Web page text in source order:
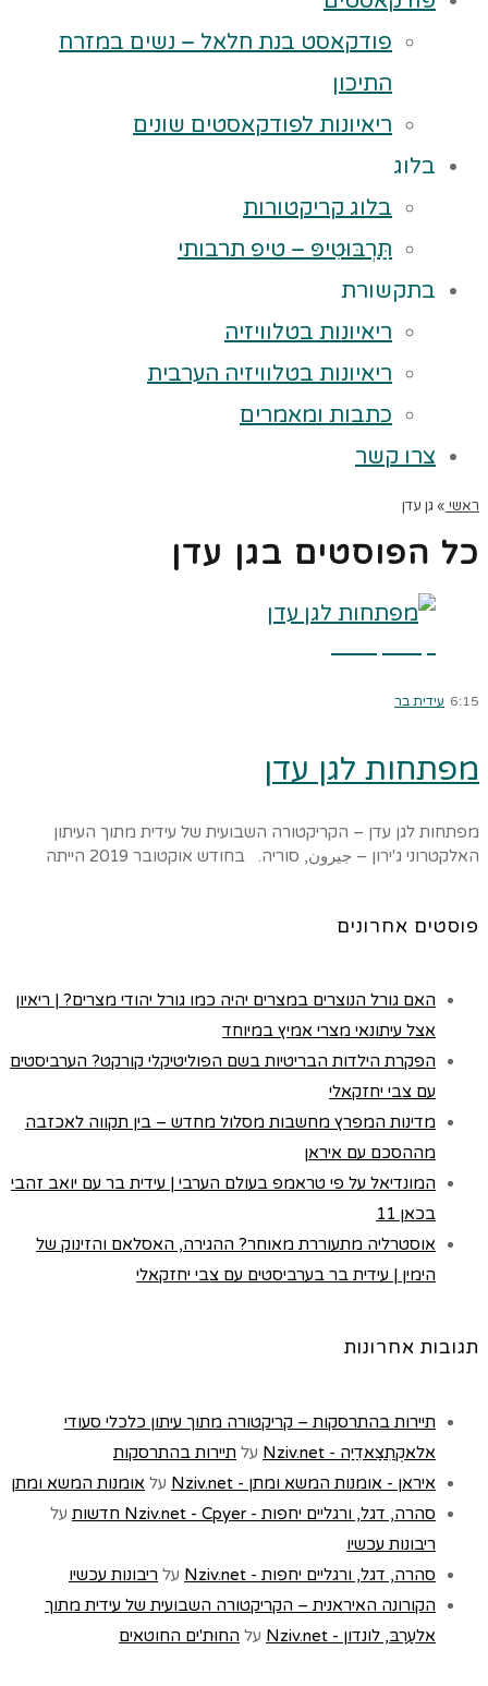
פודקאסט בנת חלאל – נשים במזרח
התיכון
ריאיונות לפודקאסטים שונים
בלוג
בלוג קריקטורות
תַּרְבּוּטִיפּ – טיפ תרבותי
בתקשורת
ריאיונות בטלוויזיה
ריאיונות בטלוויזיה הערבית
כתבות ומאמרים
צרו קשר
ראשי » גן עדן
כל הפוסטים בגן עדן
6:15 עידית בר
מפתחות לגן עדן
מפתחות לגן עדן – הקריקטורה השבועית של עידית מתוך העיתון
האלקטרוני ג'ירון – جيرون, סוריה. בחודש אוקטובר 2019 הייתה
פוסטים אחרונים
האם גורל הנוצרים במצרים יהיה כמו גורל יהודי מצרים? | ריאיון
אצל עיתונאי מצרי אמיץ במיוחד
הפקרת הילדות הבריטיות בשם הפוליטיקלי קורקט? הערביסטים
עם צבי יחזקאלי
מדינות המפרץ מחשבות מסלול מחדש – בין תקווה לאכזבה
מההסכם עם איראן
המונדיאל על פי טראמפ בעולם הערבי | עידית בר עם יואב זהבי
בכאן 11
אוסטרליה מתעוררת מאוחר? ההגירה, האסלאם והזינוק של
הימין | עידית בר בערביסטים עם צבי יחזקאלי
תגובות אחרונות
תיירות בהתרסקות – קריקטורה מתוך עיתון כלכלי סעודי
אלאקְתִצַאדִיַה - Nziv.net
על תיירות בהתרסקות
איראן - אומנות המשא ומתן - Nziv.net
על אומנות המשא ומתן
סהרה, דגל, ורגליים יחפות - Nziv.net - Cpyer חדשות
על
ריבונות עכשיו
סהרה, דגל, ורגליים יחפות - Nziv.net
על ריבונות עכשיו
הקורונה האיראנית – הקריקטורה השבועית של עידית מתוך
אלעַרַבּ, לונדון - Nziv.net
על החוּת'ים החוטאים